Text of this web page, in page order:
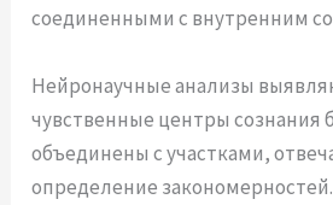
соединенными с внутренним
Нейронаучные анализы
чувственные центры сознания
объединены с участками,
определение закономерностей.